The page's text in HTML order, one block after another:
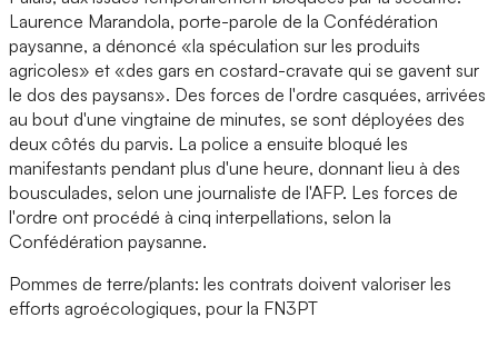
Laurence Marandola, porte-parole de la Confédération
paysanne, a dénoncé «la spéculation sur les produits
agricoles» et «des gars en costard-cravate qui se gavent sur
le dos des paysans». Des forces de l'ordre casquées, arrivées
au bout d'une vingtaine de minutes, se sont déployées des
deux côtés du parvis. La police a ensuite bloqué les
manifestants pendant plus d'une heure, donnant lieu à des
bousculades, selon une journaliste de l'AFP. Les forces de
l'ordre ont procédé à cinq interpellations, selon la
Confédération paysanne.
Pommes de terre/plants: les contrats doivent valoriser les
efforts agroécologiques, pour la FN3PT